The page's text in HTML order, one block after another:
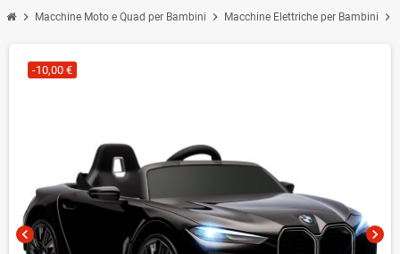
chevron_right Macchine Moto e Quad per Bambini chevron_right Macchine Elettriche per Bambini chevron_right
chevron_left chevron_right
-10,00 €